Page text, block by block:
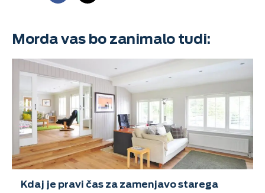
Morda vas bo zanimalo tudi:
Kdaj je pravi čas za zamenjavo starega